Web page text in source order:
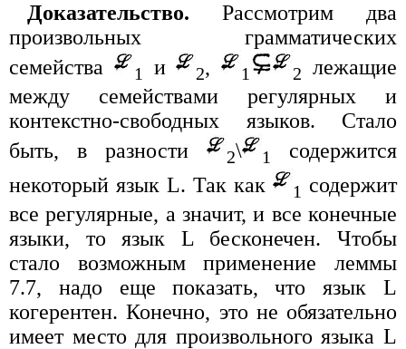
Доказательство. Рассмотрим два
произвольных грамматических
семейства
1 и 2, 1 2 лежащие
между семействами регулярных и
контекстно-свободных языков. Стало
быть, в разности
2\ 1
содержится
некоторый язык L. Так как
1 содержит
все регулярные, а значит, и все конечные
языки, то язык L бесконечен. Чтобы
стало возможным применение леммы
7.7, надо еще показать, что язык L
когерентен. Конечно, это не обязательно
имеет место для произвольного языка L